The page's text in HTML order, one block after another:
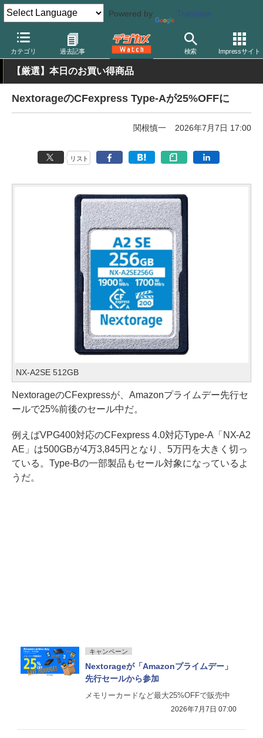
Powered by Translate
カテゴリ 過去記事 検索 Impressサイト
デジカメ Watch 撮影用品 記録メディア/カードリーダー
【厳選】本日のお買い得商品
NextorageのCFexpress Type-Aが25%OFFに
関根慎一 2026年7月7日 17:00
リスト
NX-A2SE 512GB
NextorageのCFexpressが、Amazonプライムデー先行セ
ールで25%前後のセール中だ。
例えばVPG400対応のCFexpress 4.0対応Type-A「NX-A2
AE」は500GBが4万3,845円となり、5万円を大きく切っ
ている。Type-Bの一部製品もセール対象になっているよ
うだ。
キャンペーン
Nextorageが「Amazonプライムデー」
先行セールから参加
メモリーカードなど最大25%OFFで販売中
2026年7月7日 07:00